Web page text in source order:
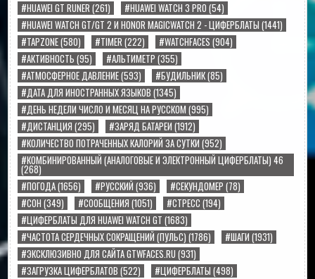
#HUAWEI GT RUNER(261) #HUAWEI WATCH 3 PRO (54)
#HUAWEI WATCH GT/GT 2 И HONOR MAGICWATCH 2 - ЦИФЕРБЛАТЫ (1441)
#TAPZONE(580) #TIMER(222) #WATCHFACES (904)
#АКТИВНОСТЬ (95) #АЛЬТИМЕТР (355)
#АТМОСФЕРНОЕ ДАВЛЕНИЕ(593) #БУДИЛЬНИК(85)
#ДАТА ДЛЯ ИНОСТРАННЫХ ЯЗЫКОВ (1345)
#ДЕНЬ НЕДЕЛИ ЧИСЛО И МЕСЯЦ НА РУССКОМ (995)
#ДИСТАНЦИЯ (295) #ЗАРЯД БАТАРЕИ (1912)
#КОЛИЧЕСТВО ПОТРАЧЕННЫХ КАЛОРИЙ ЗА СУТКИ (952)
#КОМБИНИРОВАННЫЙ (АНАЛОГОВЫЕ И ЭЛЕКТРОННЫЙ ЦИФЕРБЛАТЫ) 46
(268)
#ПОГОДА(1656) #РУССКИЙ (936) #СЕКУНДОМЕР (78)
#СОН (349) #СООБЩЕНИЯ (1051) #СТРЕСС (194)
#ЦИФЕРБЛАТЫ ДЛЯ HUAWEI WATCH GT (1683)
#ЧАСТОТА СЕРДЕЧНЫХ СОКРАЩЕНИЙ (ПУЛЬС) (1786) #ШАГИ (1931)
#ЭКСКЛЮЗИВНО ДЛЯ САЙТА GTWFACES.RU (931)
#ЗАГРУЗКА ЦИФЕРБЛАТОВ (522) #ЦИФЕРБЛАТЫ (498)